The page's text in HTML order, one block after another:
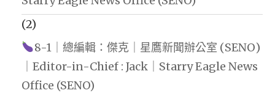
(2)
8-1｜總編輯：傑克｜星鷹新聞辦公室 (SENO)
｜Editor-in-Chief : Jack｜Starry Eagle News
Office (SENO)